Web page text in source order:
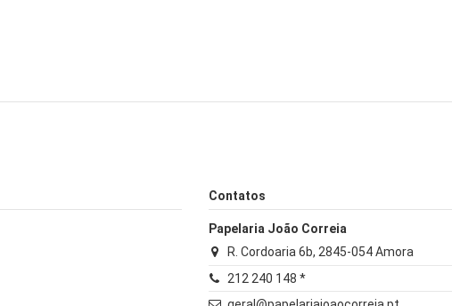
Contatos
Papelaria João Correia
R. Cordoaria 6b, 2845-054 Amora
212 240 148 *